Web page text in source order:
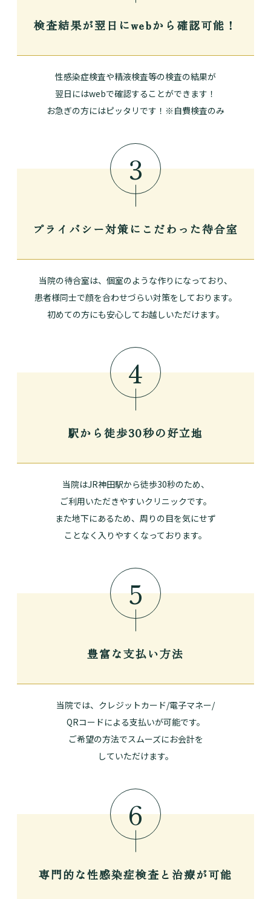
検査結果が翌日にwebから確認可能！
性感染症検査や精液検査等の検査の結果が
翌日にはwebで確認することができます！
お急ぎの方にはピッタリです！※自費検査のみ
3
プライバシー対策に こだわった待合室
当院の待合室は、個室のような作りになっており、
患者様同士で顔を合わせづらい対策をしております。
初めての方にも安心してお越しいただけます。
4
駅から徒歩30秒の好立地
当院はJR神田駅から徒歩30秒のため、
ご利用いただきやすいクリニックです。
また地下にあるため、周りの目を気にせず
ことなく入りやすくなっております。
5
豊富な支払い方法
当院では、クレジットカード/電子マネー/
QRコードによる支払いが可能です。
ご希望の方法でスムーズにお会計を
していただけます。
6
専門的な性感染症検査と 治療が可能